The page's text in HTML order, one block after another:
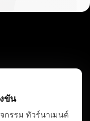
ขัน
กรรม ทัวร์นาเมนต์